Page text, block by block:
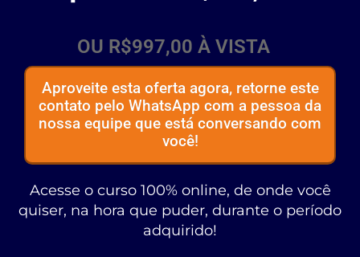
OU R$997,00 À VISTA
Aproveite esta oferta agora, retorne este
contato pelo WhatsApp com a pessoa da
nossa equipe que está conversando com
você!
Acesse o curso 100% online, de onde você
quiser, na hora que puder, durante o período
adquirido!